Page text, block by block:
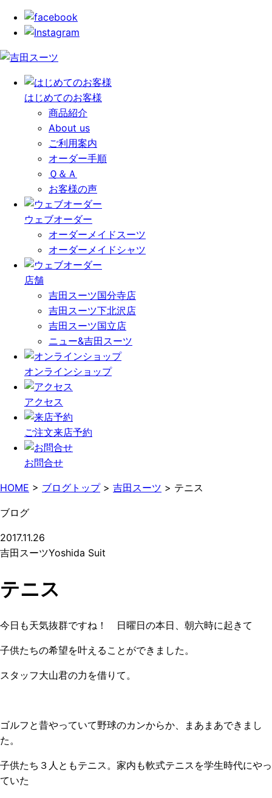
はじめてのお客様
商品紹介
About us
ご利用案内
オーダー手順
Ｑ＆Ａ
お客様の声
ウェブオーダー
オーダーメイドスーツ
オーダーメイドシャツ
店舗
吉田スーツ国分寺店
吉田スーツ下北沢店
吉田スーツ国立店
ニュー&吉田スーツ
オンラインショップ
アクセス
ご注文来店予約
お問合せ
HOME > ブログトップ> 吉田スーツ > テニス
ブログ
2017.11.26
吉田スーツYoshida Suit
テニス
今日も天気抜群ですね！ 日曜日の本日、朝六時に起きて
子供たちの希望を叶えることができました。
スタッフ大山君の力を借りて。
ゴルフと昔やっていて野球のカンからか、まあまあできまし
た。
子供たち３人ともテニス。家内も軟式テニスを学生時代にやっ
ていた